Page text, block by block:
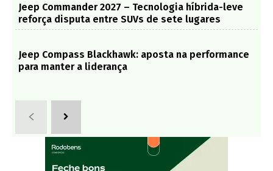
Jeep Commander 2027 – Tecnologia híbrida-leve
reforça disputa entre SUVs de sete lugares
Jeep Compass Blackhawk: aposta na performance
para manter a liderança